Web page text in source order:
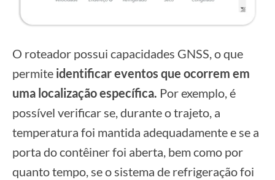
O roteador possui capacidades GNSS, o que
permite identificar eventos que ocorrem em
uma localização específica. Por exemplo, é
possível verificar se, durante o trajeto, a
temperatura foi mantida adequadamente e se a
porta do contêiner foi aberta, bem como por
quanto tempo, se o sistema de refrigeração foi